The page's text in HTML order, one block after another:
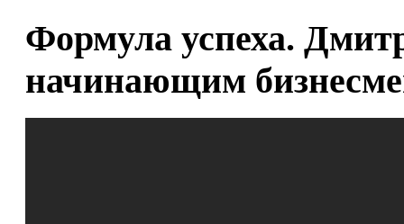
Формула успеха.
начинающим